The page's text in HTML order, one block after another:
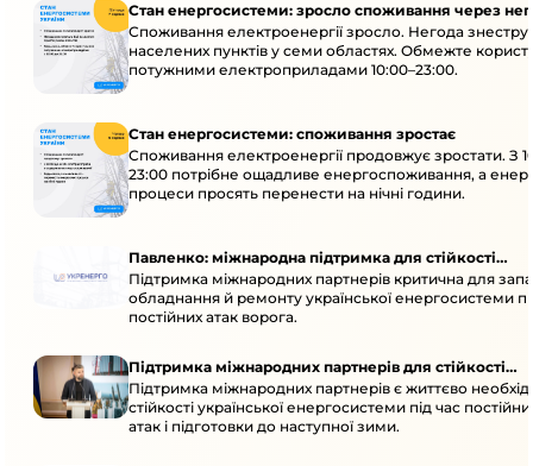
Стан енергосистеми: зросло споживання через
Споживання електроенергії зросло. Негода
населених пунктів у семи областях. Обмежте
потужними електроприладами 10:00–23:00.
Стан енергосистеми: споживання зростає
Споживання електроенергії продовжує зростати. З
23:00 потрібне ощадливе енергоспоживання, а
процеси просять перенести на нічні години.
Павленко: міжнародна підтримка для стійкості
енергосистеми
Підтримка міжнародних партнерів критична для
обладнання й ремонту української енергосистеми
постійних атак ворога.
Підтримка міжнародних партнерів для стійкості
енергосистеми
Підтримка міжнародних партнерів є життєво
стійкості української енергосистеми під час
атак і підготовки до наступної зими.